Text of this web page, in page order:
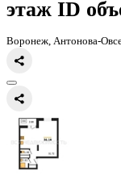
Главная Каталог
этаж
Воронеж,